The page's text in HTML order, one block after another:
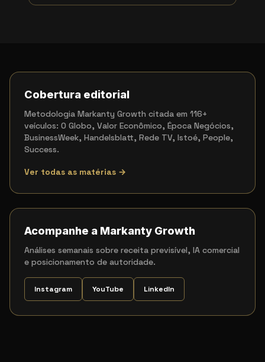
Cobertura editorial
Metodologia Markanty Growth citada em 116+
veículos: O Globo, Valor Econômico, Época Negócios,
BusinessWeek, Handelsblatt, Rede TV, Istoé, People,
Success.
Ver todas as matérias →
Acompanhe a Markanty Growth
Análises semanais sobre receita previsível, IA comercial
e posicionamento de autoridade.
Instagram YouTube LinkedIn